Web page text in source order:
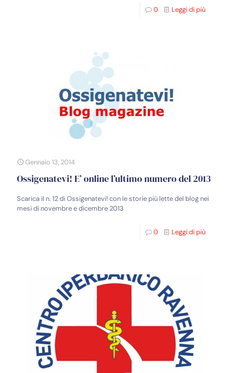
0 Leggi di più
Gennaio 13, 2014
Ossigenatevi! E’ online l’ultimo numero del 2013
Scarica il n. 12 di Ossigenatevi! con le storie più lette del blog nei
mesi di novembre e dicembre 2013
0 Leggi di più